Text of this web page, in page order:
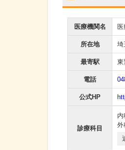
医療機関名
所在地 埼
最寄駅 東
電話
公式HP
診療科目
内
外